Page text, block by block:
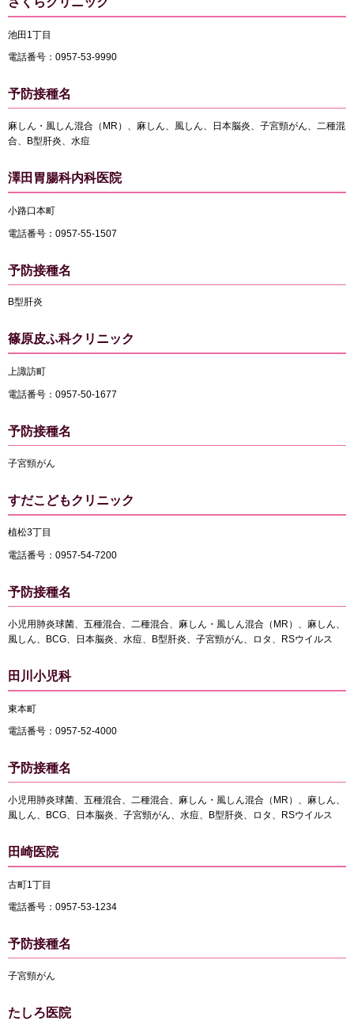
池田1丁目
電話番号：0957-53-9990
予防接種名
麻しん・風しん混合（MR）、麻しん、風しん、日本脳炎、子宮頸がん、二種混
合、B型肝炎、水痘
澤田胃腸科内科医院
小路口本町
電話番号：0957-55-1507
予防接種名
B型肝炎
篠原皮ふ科クリニック
上諏訪町
電話番号：0957-50-1677
予防接種名
子宮頸がん
すだこどもクリニック
植松3丁目
電話番号：0957-54-7200
予防接種名
小児用肺炎球菌、五種混合、二種混合、麻しん・風しん混合（MR）、麻しん、
風しん、BCG、日本脳炎、水痘、B型肝炎、子宮頸がん、ロタ、RSウイルス
田川小児科
東本町
電話番号：0957-52-4000
予防接種名
小児用肺炎球菌、五種混合、二種混合、麻しん・風しん混合（MR）、麻しん、
風しん、BCG、日本脳炎、子宮頸がん、水痘、B型肝炎、ロタ、RSウイルス
田崎医院
古町1丁目
電話番号：0957-53-1234
予防接種名
子宮頸がん
たしろ医院